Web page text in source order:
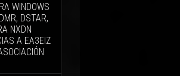
WINDOWS
DSTAR,
NXDN
A EA3EIZ